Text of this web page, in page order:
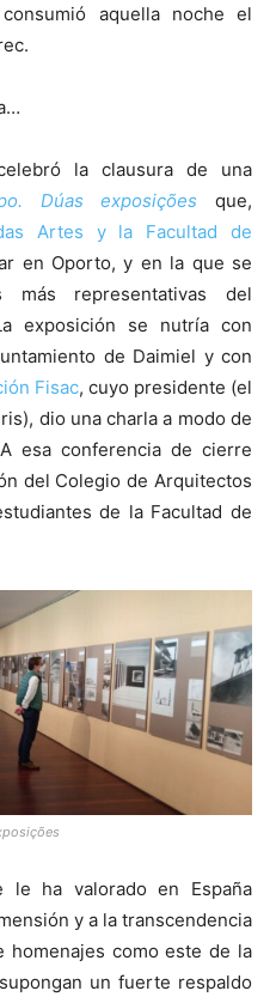
aquella noche el
la clausura de una
Dúas exposições que,
Artes y la Facultad de
en Oporto, y en la que se
representativas del
exposición se nutría con
de Daimiel y con
Fisac, cuyo presidente (el
dio una charla a modo de
esa conferencia de cierre
del Colegio de Arquitectos
de la Facultad de
ha valorado en España
y a la transcendencia
homenajes como este de la
un fuerte respaldo